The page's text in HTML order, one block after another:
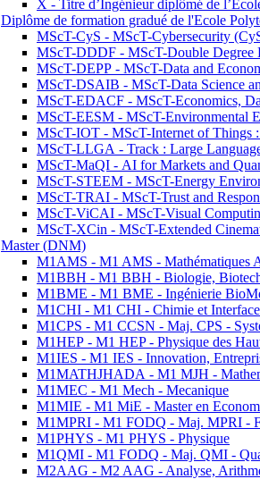
X - Titre d’Ingénieur diplômé de
Diplôme de formation gradué de l'Ecole
MScT-CyS - MScT-Cybersecurity
MScT-DDDF - MScT-Double Degree
MScT-DEPP - MScT-Data and
MScT-DSAIB - MScT-Data Science
MScT-EDACF - MScT-Economics,
MScT-EESM - MScT-Environmental
MScT-IOT - MScT-Internet of Things
MScT-LLGA - Track : Large
MScT-MaQI - AI for Markets and
MScT-STEEM - MScT-Energy
MScT-TRAI - MScT-Trust and
MScT-ViCAI - MScT-Visual
MScT-XCin - MScT-Extended
Master (DNM)
M1AMS - M1 AMS - Mathématiques
M1BBH - M1 BBH - Biologie,
M1BME - M1 BME - Ingénierie
M1CHI - M1 CHI - Chimie et
M1CPS - M1 CCSN - Maj. CPS -
M1HEP - M1 HEP - Physique des
M1IES - M1 IES - Innovation,
M1MATHJHADA - M1 MJH -
M1MEC - M1 Mech - Mecanique
M1MIE - M1 MiE - Master en
M1MPRI - M1 FODQ - Maj. MPRI -
M1PHYS - M1 PHYS - Physique
M1QMI - M1 FODQ - Maj. QMI -
M2AAG - M2 AAG - Analyse,